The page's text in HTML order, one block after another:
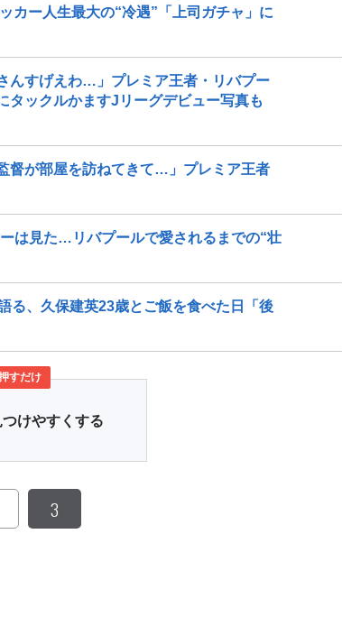
カー人生最大の“冷遇”「上司ガチャ」に
んすげえわ…」プレミア王者・リバプー
タックルかますJリーグデビュー写真も
督が部屋を訪ねてきて…」プレミア王者
は見た…リバプールで愛されるまでの“壮
る、久保建英23歳とご飯を食べた日「後
すだけ
けやすくする
3